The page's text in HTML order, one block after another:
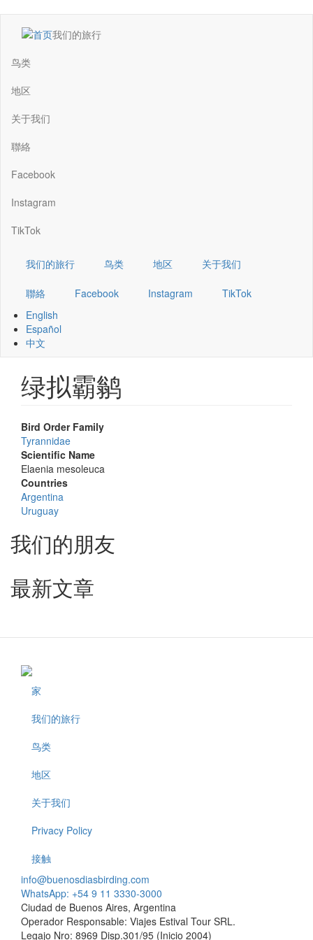
Main
navigation
我们的旅行
鸟类
地区
关于我们
聯絡
Facebook
Instagram
TikTok
我们的旅行 鸟类 地区 关于我们
聯絡 Facebook Instagram
TikTok
English
Español
中文
绿拟霸鹟
Bird Order Family
Tyrannidae
Scientific Name
Elaenia mesoleuca
Countries
Argentina
Uruguay
我们的朋友
最新文章
Footer
家
我们的旅行
鸟类
地区
关于我们
Privacy Policy
接触
info@buenosdiasbirding.com
WhatsApp: +54 9 11 3330-3000
Ciudad de Buenos Aires, Argentina
Operador Responsable: Viajes Estival Tour SRL.
Legajo Nro: 8969 Disp.301/95 (Inicio 2004)